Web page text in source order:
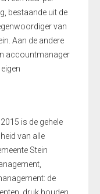
bestaande uit de
van
Aan de andere
accountmanager
is de gehele
van alle
Stein
de